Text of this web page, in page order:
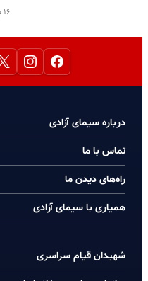
۱۶ مرداد ۱۴۰۵
درباره سیمای آزادی
تماس با ما
راه‌های دیدن ما
همیاری با سیمای آزادی
شهیدان قیام سراسری